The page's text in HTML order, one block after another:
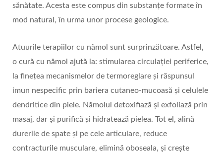
sănătate. Acesta este compus din substanțe formate în
mod natural, în urma unor procese geologice.
Atuurile terapiilor cu nămol sunt surprinzătoare. Astfel,
o cură cu nămol ajută la: stimularea circulației periferice,
la finețea mecanismelor de termoreglare și răspunsul
imun nespecific prin bariera cutaneo-mucoasă și celulele
dendritice din piele. Nămolul detoxifiază și exfoliază prin
masaj, dar și purifică și hidratează pielea. Tot el, alină
durerile de spate și pe cele articulare, reduce
contracturile musculare, elimină oboseala, și crește